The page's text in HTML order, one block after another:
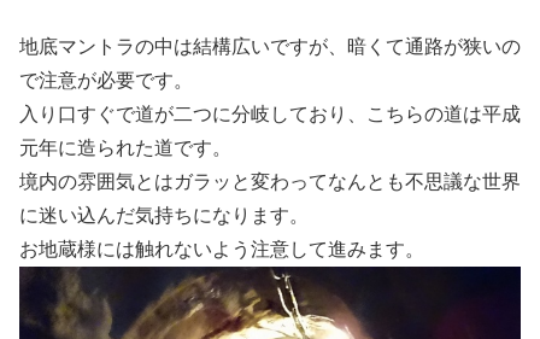
地底マントラの中は結構広いですが、暗くて通路が狭いの
で注意が必要です。
入り口すぐで道が二つに分岐しており、こちらの道は平成
元年に造られた道です。
境内の雰囲気とはガラッと変わってなんとも不思議な世界
に迷い込んだ気持ちになります。
お地蔵様には触れないよう注意して進みます。